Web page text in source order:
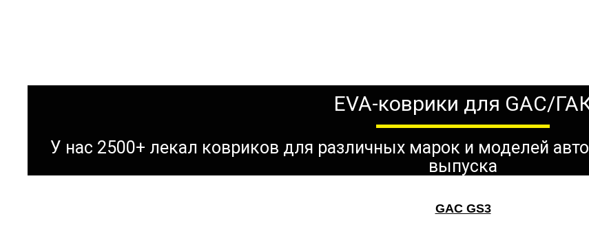
EVA-коврики для GAC/
У нас 2500+ лекал ковриков для различных марок и моделей
выпуска
GAC GS3